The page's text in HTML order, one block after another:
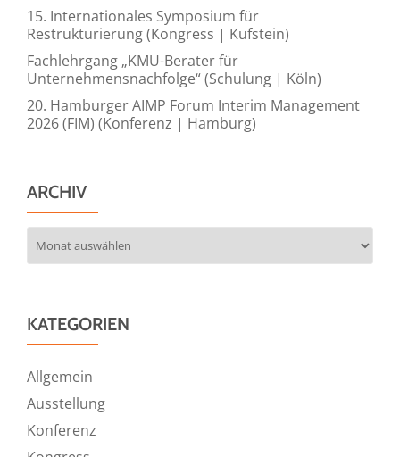
15. Internationales Symposium für
Restrukturierung (Kongress | Kufstein)
Fachlehrgang „KMU-Berater für
Unternehmensnachfolge“ (Schulung | Köln)
20. Hamburger AIMP Forum Interim Management
2026 (FIM) (Konferenz | Hamburg)
ARCHIV
KATEGORIEN
Allgemein
Ausstellung
Konferenz